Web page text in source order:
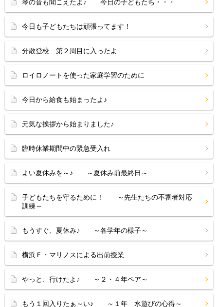
琴の音も聞こえたよ♪ 今日の子どもたち・・・
今日も子どもたちは頑張ってます！
分散登校 第２周目に入ったよ
ロイロノートを使った家庭学習のために
今日から給食も始まったよ♪
元気な挨拶から始まりました♪
臨時休業期間中の緊急受入れ
よい夏休みを～♪ ～夏休み前最終日～
子どもたちを守るために！ ～先生たちの不審者対応
訓練～
もうすぐ、夏休み♪ ～各学年の様子～
横浜Ｆ・マリノスによる出前授業
やっと、行けたよ♪ ～２・４年ペア～
もう１回入りたぁ～い♪ ～１年 水遊びの心得～